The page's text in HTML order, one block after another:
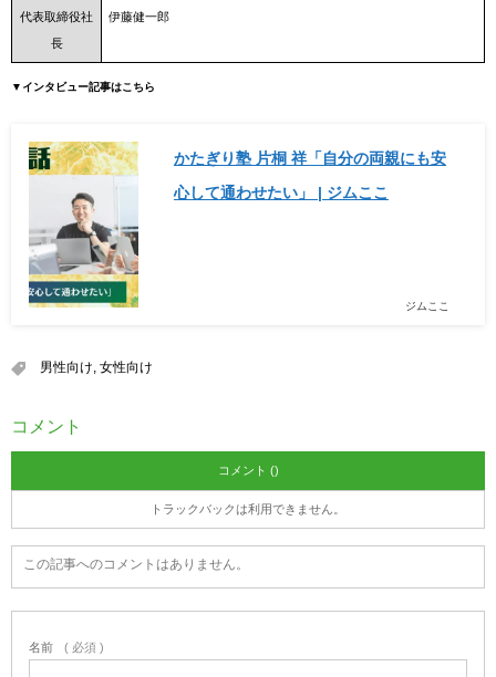
代表取締役社
長
伊藤健一郎
▼インタビュー記事はこちら
かたぎり塾 片桐 祥「自分の両親にも安
心して通わせたい」 | ジムここ
ジムここ
男性向け, 女性向け
コメント
コメント ()
トラックバックは利用できません。
この記事へのコメントはありません。
名前 ( 必須 )